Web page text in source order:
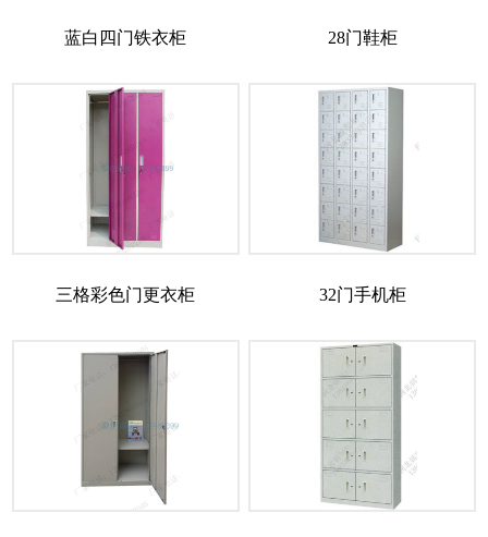
蓝白四门铁衣柜 28门鞋柜
三格彩色门更衣柜 32门手机柜